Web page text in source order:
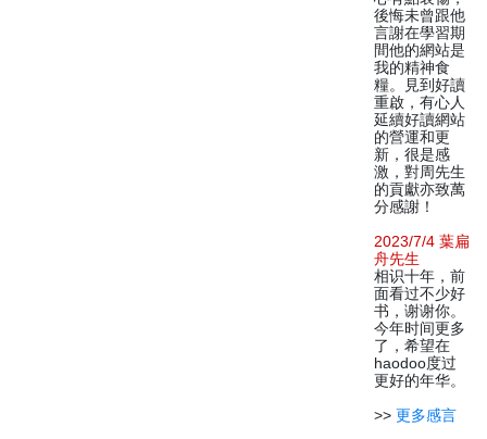
後悔未曾跟他
言謝在學習期
間他的網站是
我的精神食
糧。見到好讀
重啟，有心人
延續好讀網站
的營運和更
新，很是感
激，對周先生
的貢獻亦致萬
分感謝！
2023/7/4 葉扁
舟先生
相识十年，前
面看过不少好
书，谢谢你。
今年时间更多
了，希望在
haodoo度过
更好的年华。
>> 更多感言